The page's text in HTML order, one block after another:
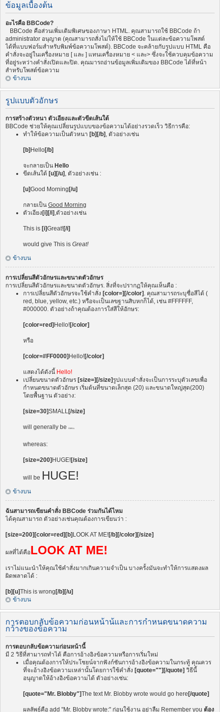
ข้อมูลเบื้องต้น
อะไรคือ BBCode?
BBCode คือส่วนเพิ่มเติมพิเศษของภาษา HTML. คุณสามารถใช้ BBCode ถ้า
administrator อนุญาต (คุณสามารถสั่งไม่ให้ใช้ BBCode ในแต่ละข้อความโพสต์
ได้ที่แบบฟอร์มสำหรับพิมพ์ข้อความโพสต์). BBCode จะคล้ายกับรูปแบบ HTML คือ
คำสั่งจะอยู่ในเครื่องหมาย [ และ ] แทนเครื่องหมาย < และ> ซึ่งจะใช้ควบคุมข้อความ
ที่อยู่ระหว่างคำสั่งเปิดและปิด. คุณมารถอ่านข้อมูลเพิ่มเติมของ BBCode ได้ที่หน้า
สำหรับโพสต์ข้อความ
ข้างบน
รูปแบบตัวอักษร
การสร้างตัวหนา ตัวเอียงและตัวขีดเส้นใต้
BBCode ช่วยให้คุณเปลี่ยนรูปแบบของข้อความได้อย่างรวดเร็ว วิธีการคือ:
ทำให้ข้อความเป็นตัวหนา [b][/b] , ตัวอย่างเช่น
[b] Hello[/b]
จะกลายเป็น Hello
ขีดเส้นใต้ [u][/u] , ตัวอย่างเช่น :
[u]Good Morning [/u]
กลายเป็น Good Morning
ตัวเอียง [i][/i] ,ตัวอย่างเช่น
This is [i]Great![/i]
would give This is Great!
ข้างบน
การเปลี่ยนสีตัวอักษรและขนาดตัวอักษร
การเปลี่ยนสีตัวอักษรและขนาดตัวอักษร. สิ่งที่จะปรากฏให้คุณเห็นคือ :
การเปลี่ยนสีตัวอักษรจะใช้คำสั่ง [color=][/color] . คุณสามารถระบุชื่อสีได้ (
red, blue, yellow, etc.) หรือจะเป็นเลขฐานสิบหกก็ได้, เช่น #FFFFFF,
#000000. ตัวอย่างถ้าคุณต้องการใส่สีให้อักษร:
[color=red] Hello![/color]
หรือ
[color=#FF0000] Hello![/color]
แสดงได้ดังนี้ Hello!
เปลี่ยนขนาดตัวอักษร [size=][/size] รูปแบบคำสั่งจะเป็นการระบุตัวเลขเพื่อ
กำหนดขนาดตัวอักษร เริ่มต้นที่ขนาดเล็กสุด (20) และขนาดใหญ่สุด(200)
โดยพื้นฐาน ตัวอย่าง:
[size=30]SMALL[/size]
will generally be SMALL
whereas:
[size=200] HUGE![/size]
will be HUGE!
ข้างบน
ฉันสามารถเขียนคำสั่ง BBCode ร่วมกันได้ไหม
ได้คุณสามารถ ตัวอย่างเช่นคุณต้องการเขียนว่า :
[size=200][color=red][b] LOOK AT ME![/b][/color][/size]
ผลที่ได้คือLOOK AT ME!
เราไม่แนะนำให้คุณใช้คำสั่งมากเกินความจำเป็น บางครั้งมันจะทำให้การแสดงผล
ผิดพลาดได้ :
[b][u]This is wrong [/b][/u]
ข้างบน
การตอบกลับข้อความก่อนหน้าน้และการกำหนดขนาดความ
กว้างของข้อความ
การตอบกลับข้อความก่อนหน้านี้
มี 2 วิธีที่สามารถทำได้ คือการอ้างอิงข้อความหรือการเริ่มใหม่
เมื่อคุณต้องการให้ประโชยน์จากฟังก์ชันการอ้างอิงข้อความในกระทู้ คุณควร
ที่จะอ้างอิงข้อความเหล่านั้นโดยการใช้คำสั่ง [quote=""][/quote] วิธีนี้
อนุญาตให้อ้างอิงข้อความได้ ตัวอย่างเช่น:
[quote="Mr. Blobby"]The text Mr. Blobby wrote would go here [/quote]
ผลลัพธ์คือ add "Mr. Blobby wrote:" ก่อนใช้งาน อย่าลืม Remember you ต้อง